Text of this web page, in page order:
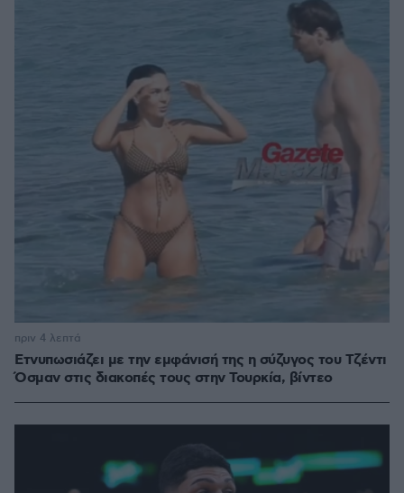
Ετνυπωσιάζει με την εμφάνισή της η σύζυγος του Τζέντι
Όσμαν στις διακοπές τους στην Τουρκία, βίντεο
πριν 4 λεπτά